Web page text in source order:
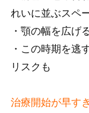
れいに並ぶスペ
・顎の幅を広げ
・この時期を逃
リスクも
治療開始が早す